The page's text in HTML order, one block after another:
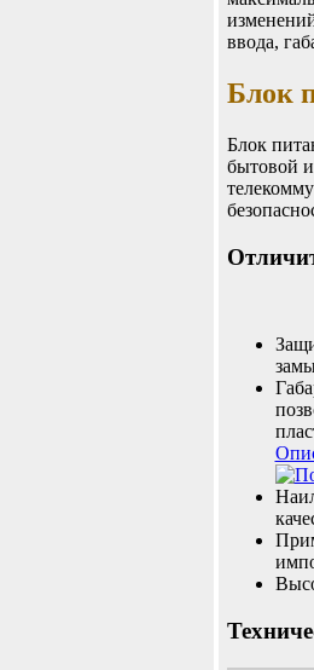
ввода,
Блок
Блок
бытовой